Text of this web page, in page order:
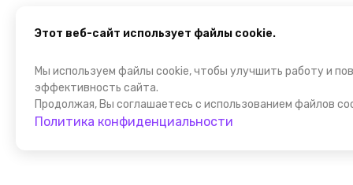
Этот веб-сайт использует файлы cookie.
Мы используем файлы cookie, чтобы улучшить работу и
эффективность сайта.
Продолжая, Вы соглашаетесь с использованием файлов
Политика конфиденциальности